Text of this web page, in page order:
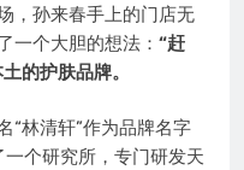
，孙来春手上的门店无
一个大胆的想法： “赶
的护肤品牌。
“林清轩”作为品牌名字
个研究所，专门研发天